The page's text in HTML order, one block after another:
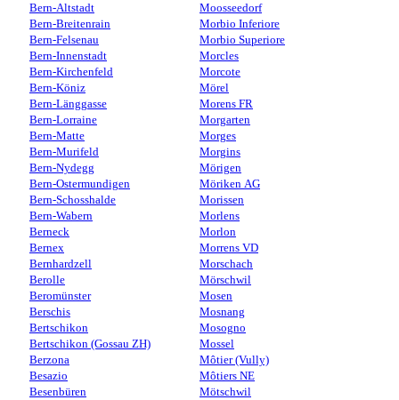
Bern-Altstadt
Bern-Breitenrain
Bern-Felsenau
Bern-Innenstadt
Bern-Kirchenfeld
Bern-Köniz
Bern-Länggasse
Bern-Lorraine
Bern-Matte
Bern-Murifeld
Bern-Nydegg
Bern-Ostermundigen
Bern-Schosshalde
Bern-Wabern
Berneck
Bernex
Bernhardzell
Berolle
Beromünster
Berschis
Bertschikon
Bertschikon (Gossau ZH)
Berzona
Besazio
Besenbüren
Moosseedorf
Morbio Inferiore
Morbio Superiore
Morcles
Morcote
Mörel
Morens FR
Morgarten
Morges
Morgins
Mörigen
Möriken AG
Morissen
Morlens
Morlon
Morrens VD
Morschach
Mörschwil
Mosen
Mosnang
Mosogno
Mossel
Môtier (Vully)
Môtiers NE
Mötschwil